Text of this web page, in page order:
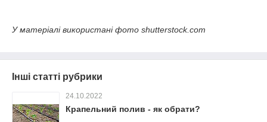
У матеріалі використані фото shutterstock.com
Інші статті рубрики
24.10.2022
Крапельний полив - як обрати?